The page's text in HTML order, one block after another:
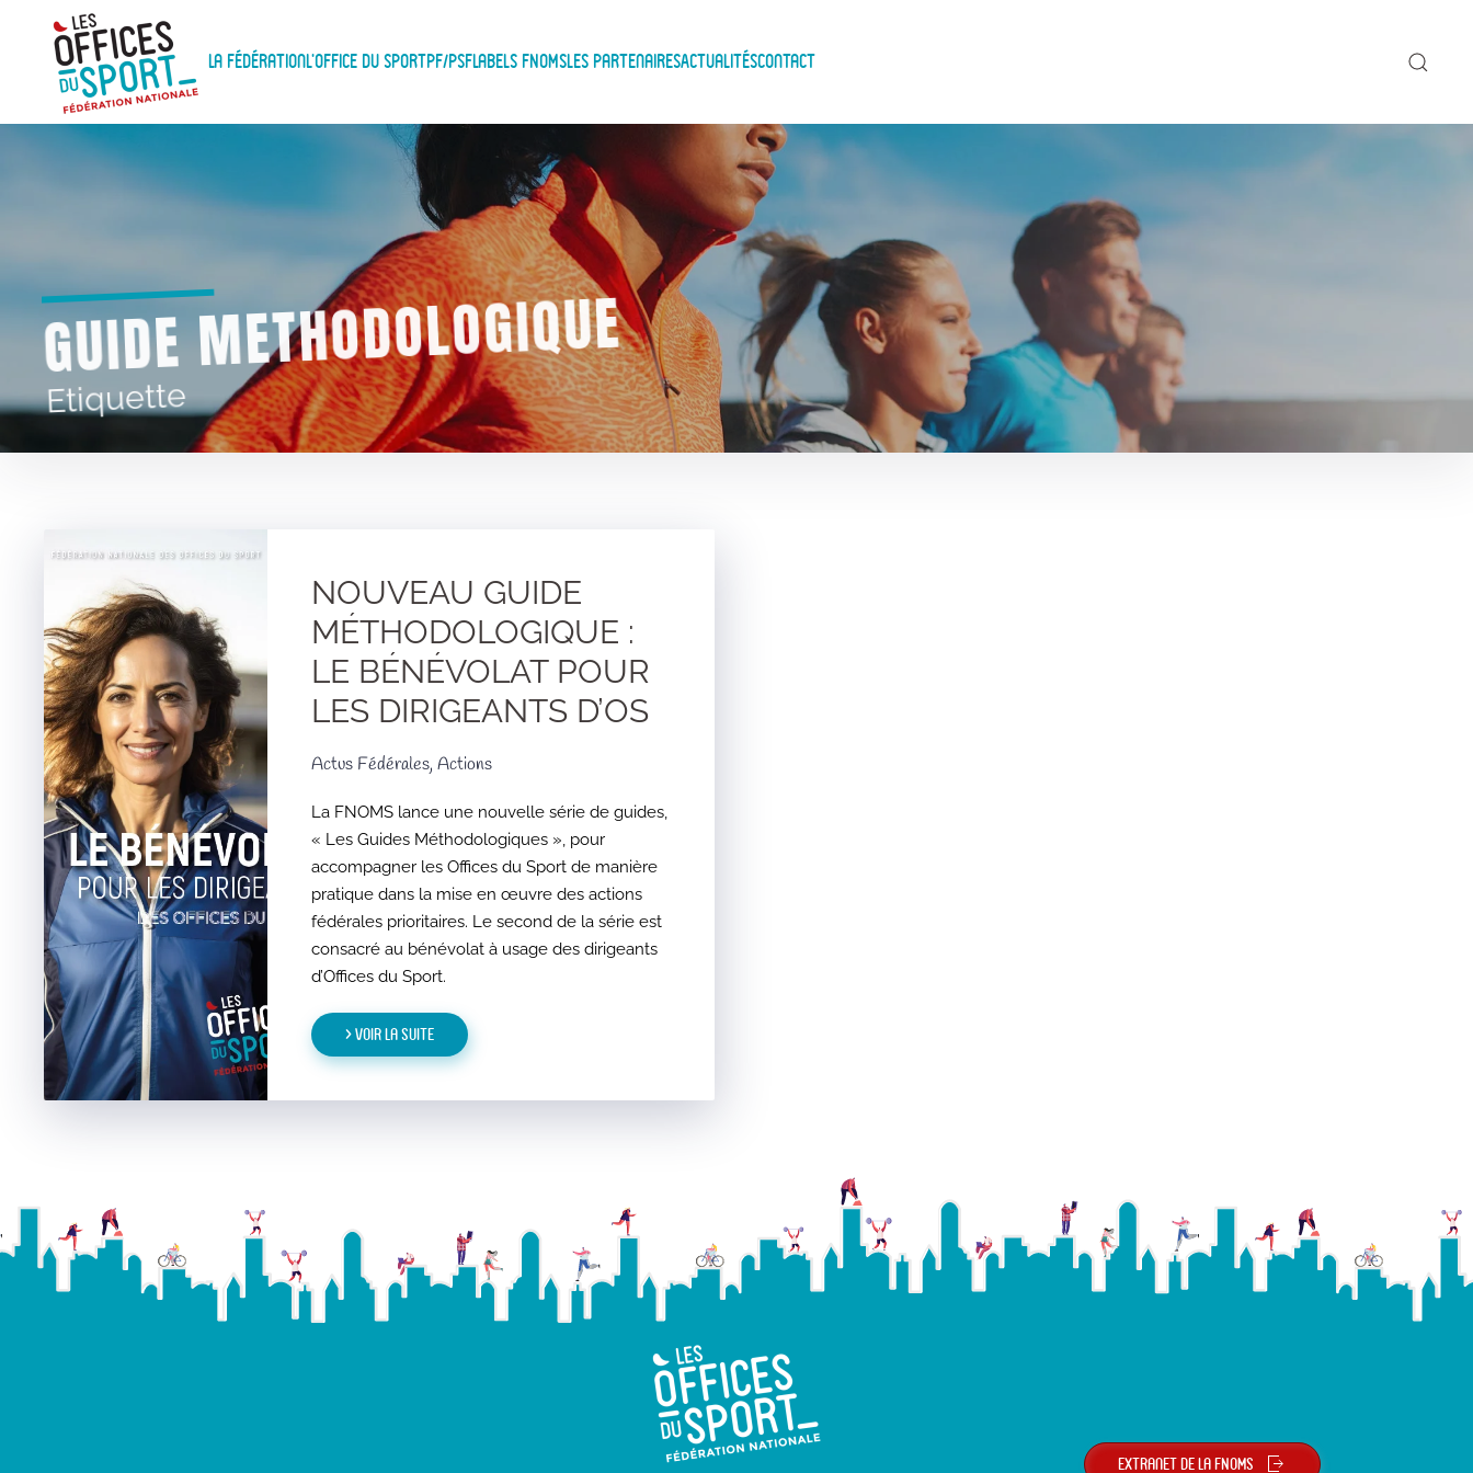
Skip to main content
La Fédération L'Office du SportPF/PSF Labels FNOMS Les PartenairesActualitésContact
GUIDE METHODOLOGIQUE
Etiquette
NOUVEAU GUIDE
MÉTHODOLOGIQUE :
LE BÉNÉVOLAT POUR
LES DIRIGEANTS D’OS
Actus Fédérales, Actions
La FNOMS lance une nouvelle série de guides,
« Les Guides Méthodologiques », pour
accompagner les Offices du Sport de manière
pratique dans la mise en œuvre des actions
fédérales prioritaires. Le second de la série est
consacré au bénévolat à usage des dirigeants
d’Offices du Sport.
> Voir la suite
Extranet de la FNOMS
Panneau de gestion des cookies